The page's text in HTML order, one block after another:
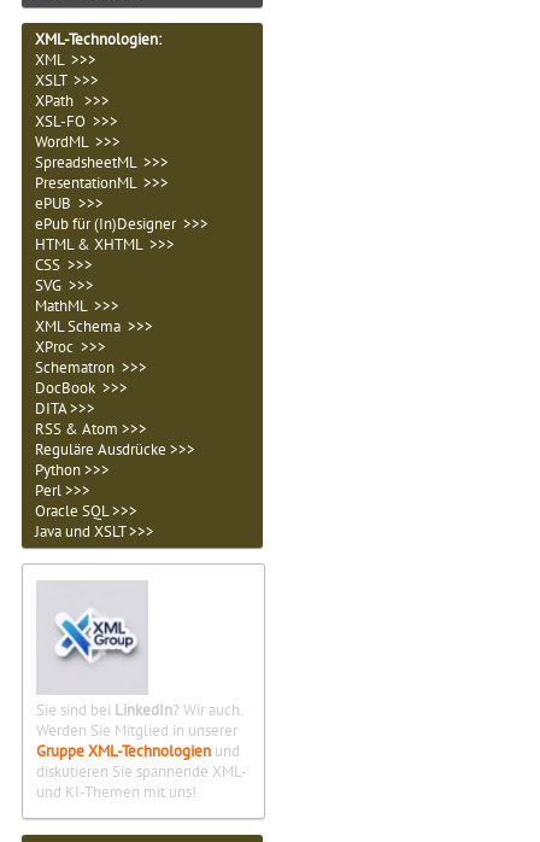
XML-Technologien:
XML >>>
XSLT >>>
XPath >>>
XSL-FO >>>
WordML >>>
SpreadsheetML >>>
PresentationML >>>
ePUB >>>
ePub für (In)Designer >>>
HTML & XHTML >>>
CSS >>>
SVG >>>
MathML >>>
XML Schema >>>
XProc >>>
Schematron >>>
DocBook >>>
DITA >>>
RSS & Atom >>>
Reguläre Ausdrücke >>>
Python >>>
Perl >>>
Oracle SQL >>>
Java und XSLT >>>
Sie sind bei LinkedIn? Wir auch.
Werden Sie Mitglied in unserer
Gruppe XML-Technologien und
diskutieren Sie spannende XML-
und KI-Themen mit uns!